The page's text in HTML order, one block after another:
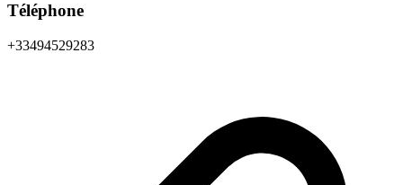
Téléphone
+33494529283